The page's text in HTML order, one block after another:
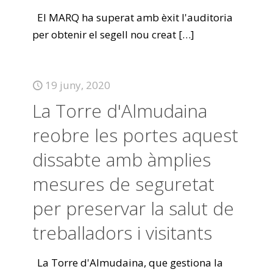
El MARQ ha superat amb èxit l'auditoria
per obtenir el segell nou creat […]
19 juny, 2020
La Torre d'Almudaina
reobre les portes aquest
dissabte amb àmplies
mesures de seguretat
per preservar la salut de
treballadors i visitants
La Torre d'Almudaina, que gestiona la